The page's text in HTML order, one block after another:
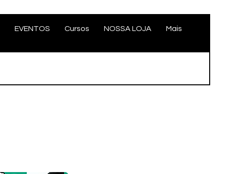
EVENTOS Cursos NOSSA LOJA Mais